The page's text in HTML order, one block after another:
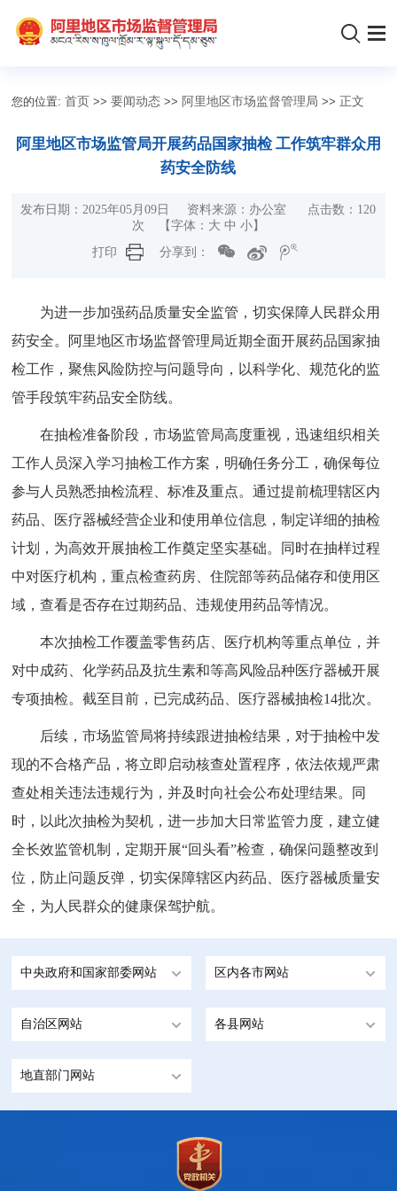
您的位置:首页 >>要闻动态 >> 阿里地区市场监督管理局 >> 正文
阿里地区市场监管局开展药品国家抽检 工作筑牢群众用
药安全防线
发布日期：2025年05月09日 资料来源：办公室 点击数： 120
次
【字体： 大 中 小】
打印
分享到：
为进一步加强药品质量安全监管，切实保障人民群众用
药安全。阿里地区市场监督管理局近期全面开展药品国家抽
检工作，聚焦风险防控与问题导向，以科学化、规范化的监
管手段筑牢药品安全防线。
在抽检准备阶段，市场监管局高度重视，迅速组织相关
工作人员深入学习抽检工作方案，明确任务分工，确保每位
参与人员熟悉抽检流程、标准及重点。通过提前梳理辖区内
药品、医疗器械经营企业和使用单位信息，制定详细的抽检
计划，为高效开展抽检工作奠定坚实基础。同时在抽样过程
中对医疗机构，重点检查药房、住院部等药品储存和使用区
域，查看是否存在过期药品、违规使用药品等情况。
本次抽检工作覆盖零售药店、医疗机构等重点单位，并
对中成药、化学药品及抗生素和等高风险品种医疗器械开展
专项抽检。截至目前，已完成药品、医疗器械抽检14批次。
后续，市场监管局将持续跟进抽检结果，对于抽检中发
现的不合格产品，将立即启动核查处置程序，依法依规严肃
查处相关违法违规行为，并及时向社会公布处理结果。同
时，以此次抽检为契机，进一步加大日常监管力度，建立健
全长效监管机制，定期开展“回头看”检查，确保问题整改到
位，防止问题反弹，切实保障辖区内药品、医疗器械质量安
全，为人民群众的健康保驾护航。
中央政府和国家部委网站 区内各市网站
自治区网站 各县网站
地直部门网站